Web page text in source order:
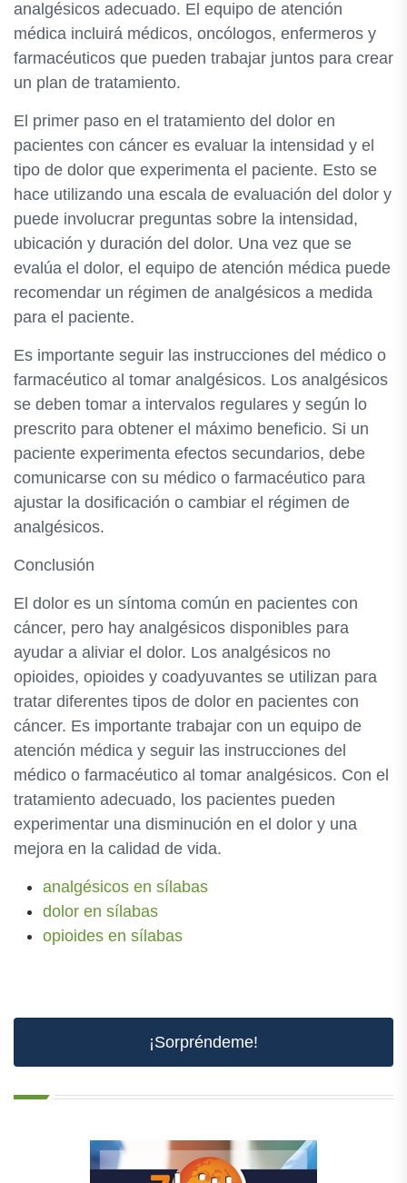
analgésicos adecuado. El equipo de atención
médica incluirá médicos, oncólogos, enfermeros y
farmacéuticos que pueden trabajar juntos para crear
un plan de tratamiento.
El primer paso en el tratamiento del dolor en
pacientes con cáncer es evaluar la intensidad y el
tipo de dolor que experimenta el paciente. Esto se
hace utilizando una escala de evaluación del dolor y
puede involucrar preguntas sobre la intensidad,
ubicación y duración del dolor. Una vez que se
evalúa el dolor, el equipo de atención médica puede
recomendar un régimen de analgésicos a medida
para el paciente.
Es importante seguir las instrucciones del médico o
farmacéutico al tomar analgésicos. Los analgésicos
se deben tomar a intervalos regulares y según lo
prescrito para obtener el máximo beneficio. Si un
paciente experimenta efectos secundarios, debe
comunicarse con su médico o farmacéutico para
ajustar la dosificación o cambiar el régimen de
analgésicos.
Conclusión
El dolor es un síntoma común en pacientes con
cáncer, pero hay analgésicos disponibles para
ayudar a aliviar el dolor. Los analgésicos no
opioides, opioides y coadyuvantes se utilizan para
tratar diferentes tipos de dolor en pacientes con
cáncer. Es importante trabajar con un equipo de
atención médica y seguir las instrucciones del
médico o farmacéutico al tomar analgésicos. Con el
tratamiento adecuado, los pacientes pueden
experimentar una disminución en el dolor y una
mejora en la calidad de vida.
analgésicos en sílabas
dolor en sílabas
opioides en sílabas
¡Sorpréndeme!